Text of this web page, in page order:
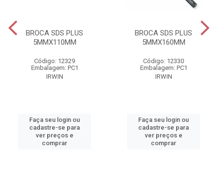
BROCA SDS PLUS
5MMX110MM
Código: 12329
Embalagem: PC1
IRWIN
Faça seu login ou
cadastre-se para
ver preços e
comprar
BROCA SDS PLUS
5MMX160MM
Código: 12330
Embalagem: PC1
IRWIN
Faça seu login ou
cadastre-se para
ver preços e
comprar